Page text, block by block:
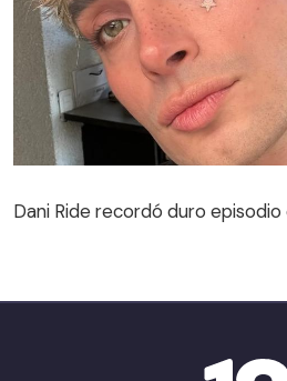
Dani Ride recordó duro episodio